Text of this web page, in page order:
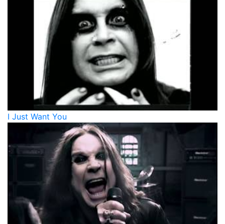
I Just Want You